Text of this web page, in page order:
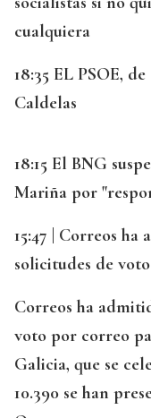
cualquiera
18:35 EL PSOE,
Caldelas
18:15 El BNG
Mariña por
15:47 | Correos ha
solicitudes de
Correos ha
voto por correo
Galicia, que se
10.390 se han